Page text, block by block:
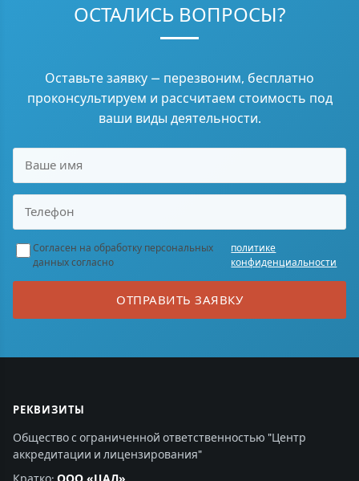
ОСТАЛИСЬ ВОПРОСЫ?
Оставьте заявку — перезвоним, бесплатно
проконсультируем и рассчитаем стоимость под
ваши виды деятельности.
Согласен на обработку персональных
данных согласно
политике
конфиденциальности
ОТПРАВИТЬ ЗАЯВКУ
РЕКВИЗИТЫ
Общество с ограниченной ответственностью "Центр
аккредитации и лицензирования"